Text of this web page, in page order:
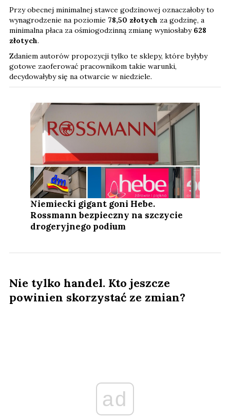
Przy obecnej minimalnej stawce godzinowej oznaczałoby to
wynagrodzenie na poziomie 78,50 złotych za godzinę, a
minimalna płaca za ośmiogodzinną zmianę wyniosłaby 628
złotych.
Zdaniem autorów propozycji tylko te sklepy, które byłyby
gotowe zaoferować pracownikom takie warunki,
decydowałyby się na otwarcie w niedziele.
Niemiecki gigant goni Hebe.
Rossmann bezpieczny na szczycie
drogeryjnego podium
Nie tylko handel. Kto jeszcze
powinien skorzystać ze zmian?
ad